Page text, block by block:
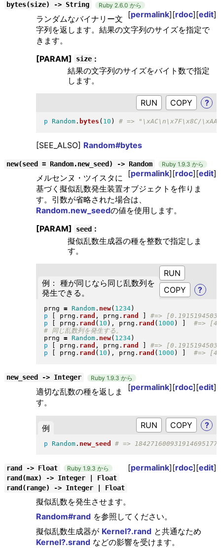
bytes(size) -> String Ruby 2.6.0 から
[permalink][rdoc][edit]
ランダムなバイナリー文
字列を返します。結果の文字列のサイズを指定で
きます。
[PARAM]
size :
結果の文字列のサイズをバイト数で指定
します。
RUN ?
p Random. bytes ( 10 )
[SEE_ALSO] Random#bytes
new(seed = Random.new_seed) -> Random Ruby 1.9.3 から
[permalink][rdoc][edit]
メルセンヌ・ツイスタに
基づく擬似乱数発生装置オブジェクトを作りま
す。引数が省略された場合は、
Random.new_seedの値を使用します。
[PARAM]
seed :
擬似乱数生成器の種を整数で指定しま
す。
例： 種が同じなら同じ乱数列を
発生できる。
RUN
?
prng = Random. new( 1234)
p
prng . rand , prng . rand
p
prng . rand ( 10 ) , prng . rand ( 1000 )
prng = Random. new( 1234)
p
prng . rand , prng . rand
p
prng . rand ( 10 ) , prng . rand ( 1000 )
new_seed -> Integer Ruby 1.9.3 から
[permalink][rdoc][edit]
適切な乱数の種を返しま
す。
例 RUN ?
p Random. new_seed
rand -> Float Ruby 1.9.3 から [permalink][rdoc][edit]
rand(max) -> Integer | Float
rand(range) -> Integer | Float
擬似乱数を発生させます。
Random#randを参照してください。
擬似乱数生成器が Kernel?.randと共通なため
Kernel?.srandなどの影響を受けます。